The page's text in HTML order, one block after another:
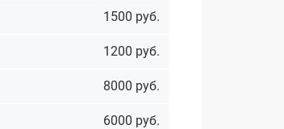
1500 руб.
1200 руб.
8000 руб.
6000 руб.